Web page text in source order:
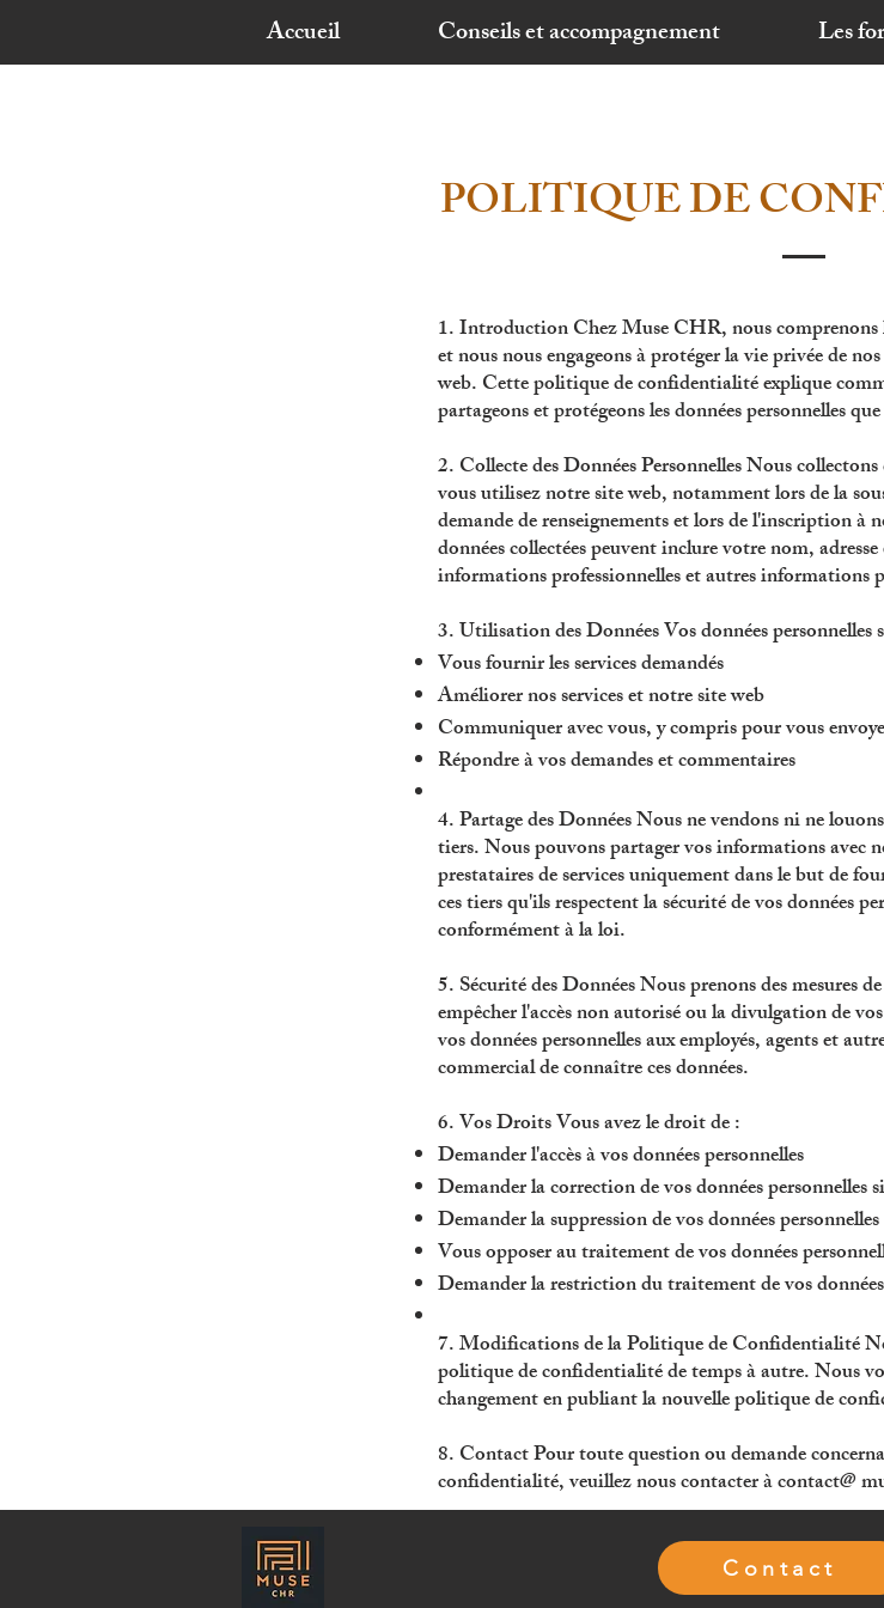
Accueil Conseils et accompagnement Les
POLITIQUE DE
1. Introduction Chez Muse CHR, nous
et nous nous engageons à protéger la vie privée de
web. Cette politique de confidentialité explique
partageons et protégeons les données personnelles
2. Collecte des Données Personnelles Nous
vous utilisez notre site web, notamment lors de la
demande de renseignements et lors de l'inscription à
données collectées peuvent inclure votre nom,
informations professionnelles et autres informations
3. Utilisation des Données Vos données personnelles
Vous fournir les services demandés
Améliorer nos services et notre site web
Communiquer avec vous, y compris pour vous
Répondre à vos demandes et commentaires
4. Partage des Données Nous ne vendons ni ne
tiers. Nous pouvons partager vos informations avec
prestataires de services uniquement dans le but de
ces tiers qu'ils respectent la sécurité de vos données
conformément à la loi.
5. Sécurité des Données Nous prenons des mesures
empêcher l'accès non autorisé ou la divulgation de
vos données personnelles aux employés, agents et
commercial de connaître ces données.
6. Vos Droits Vous avez le droit de :
Demander l'accès à vos données personnelles
Demander la correction de vos données personnelles
Demander la suppression de vos données personnelles
Vous opposer au traitement de vos données
Demander la restriction du traitement de vos
7. Modifications de la Politique de Confidentialité
politique de confidentialité de temps à autre. Nous
changement en publiant la nouvelle politique de
8. Contact Pour toute question ou demande
confidentialité, veuillez nous contacter à contact@
Contact